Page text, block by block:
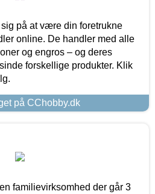
på at være din foretrukne
online. De handler med alle
og engros – og deres
forskellige produkter. Klik
på CChobby.dk
familievirksomhed der går 3